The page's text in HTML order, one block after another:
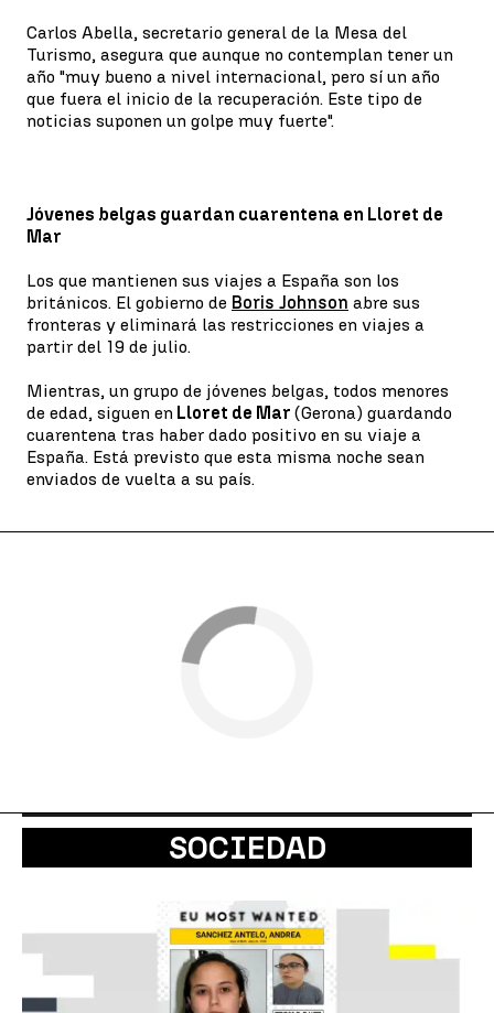
Carlos Abella, secretario general de la Mesa del
Turismo, asegura que aunque no contemplan tener un
año "muy bueno a nivel internacional, pero sí un año
que fuera el inicio de la recuperación. Este tipo de
noticias suponen un golpe muy fuerte".
Jóvenes belgas guardan cuarentena en Lloret de
Mar
Los que mantienen sus viajes a España son los
británicos. El gobierno de Boris Johnson abre sus
fronteras y eliminará las restricciones en viajes a
partir del 19 de julio.
Mientras, un grupo de jóvenes belgas, todos menores
de edad, siguen en Lloret de Mar (Gerona) guardando
cuarentena tras haber dado positivo en su viaje a
España. Está previsto que esta misma noche sean
enviados de vuelta a su país.
SOCIEDAD